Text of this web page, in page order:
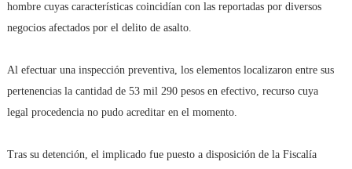
hombre cuyas características coincidían con las reportadas por diversos
negocios afectados por el delito de asalto.
Al efectuar una inspección preventiva, los elementos localizaron entre sus
pertenencias la cantidad de 53 mil 290 pesos en efectivo, recurso cuya
legal procedencia no pudo acreditar en el momento.
Tras su detención, el implicado fue puesto a disposición de la Fiscalía